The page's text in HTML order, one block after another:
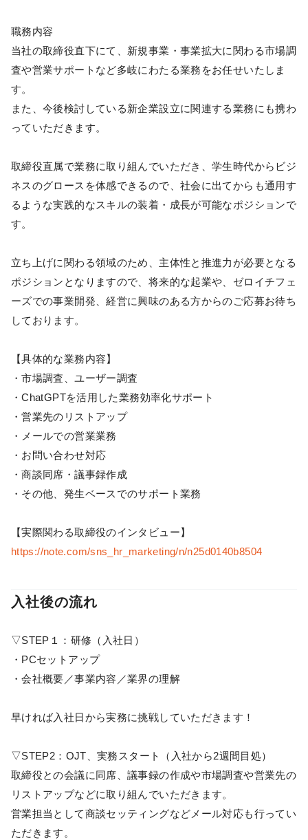
職務内容
当社の取締役直下にて、新規事業・事業拡大に関わる市場調
査や営業サポートなど多岐にわたる業務をお任せいたしま
す。
また、今後検討している新企業設立に関連する業務にも携わ
っていただきます。
取締役直属で業務に取り組んでいただき、学生時代からビジ
ネスのグロースを体感できるので、社会に出てからも通用す
るような実践的なスキルの装着・成長が可能なポジションで
す。
立ち上げに関わる領域のため、主体性と推進力が必要となる
ポジションとなりますので、将来的な起業や、ゼロイチフェ
ーズでの事業開発、経営に興味のある方からのご応募お待ち
しております。
【具体的な業務内容】
・市場調査、ユーザー調査
・ChatGPTを活用した業務効率化サポート
・営業先のリストアップ
・メールでの営業業務
・お問い合わせ対応
・商談同席・議事録作成
・その他、発生ベースでのサポート業務
【実際関わる取締役のインタビュー】
https://note.com/sns_hr_marketing/n/n25d0140b8504
入社後の流れ
▽STEP１：研修（入社日）
・PCセットアップ
・会社概要／事業内容／業界の理解
早ければ入社日から実務に挑戦していただきます！
▽STEP2：OJT、実務スタート（入社から2週間目処）
取締役との会議に同席、議事録の作成や市場調査や営業先の
リストアップなどに取り組んでいただきます。
営業担当として商談セッティングなどメール対応も行ってい
ただきます。